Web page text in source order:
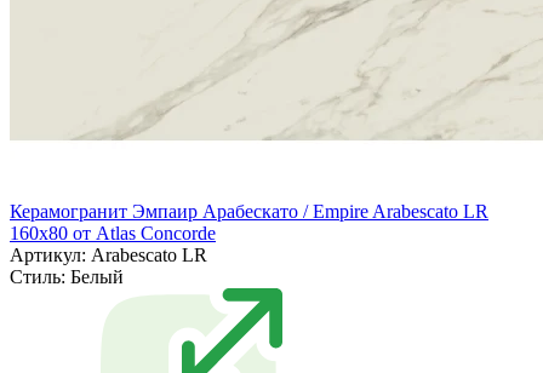
Керамогранит Эмпаир Арабескато / Empire Arabescato LR
160x80 от Atlas Concorde
Артикул: Arabescato LR
Стиль: Белый